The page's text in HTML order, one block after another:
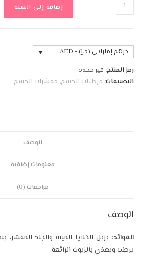
إضافة إلى السلة
درهم إماراتي (د.إ) - AED
رمز المنتج: غير محدد
التصنيفات: مرطبات الجسم, مقشرات الجسم
الوصف
معلومات إضافية
مراجعات (0)
الوصف
الفوائد: يزيل الخلايا الميتة والجلد
يرطب ويغذي بالزيوت الرائعة.